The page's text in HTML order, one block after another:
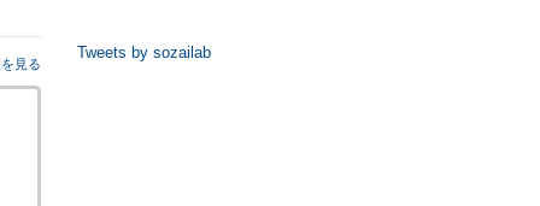
見る
Tweets by sozailab